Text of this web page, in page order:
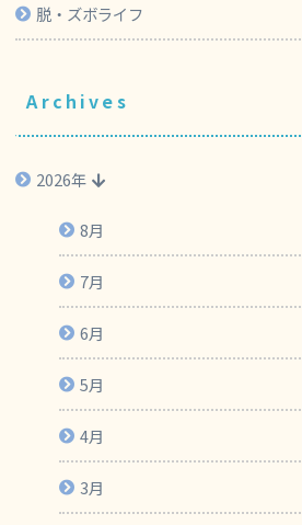
脱・ズボライフ
Archives
2026年
8月
7月
6月
5月
4月
3月